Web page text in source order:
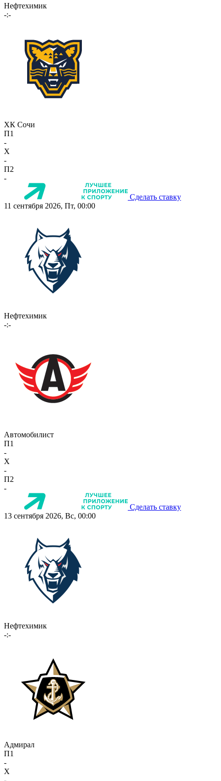
Нефтехимик
-:-
ХК Сочи
П1
-
X
-
П2
-
Сделать ставку
11 сентября 2026, Пт, 00:00
Нефтехимик
-:-
Автомобилист
П1
-
X
-
П2
-
Сделать ставку
13 сентября 2026, Вс, 00:00
Нефтехимик
-:-
Адмирал
П1
-
X